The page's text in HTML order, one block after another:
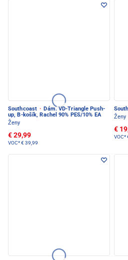
Southcoast · Dám. VD-Triangle Push-
up, B-košík, Rachel 90% PES/10% EA
Ženy
€ 29,99
VOC*€ 39,99
Ženy
€
VOC*